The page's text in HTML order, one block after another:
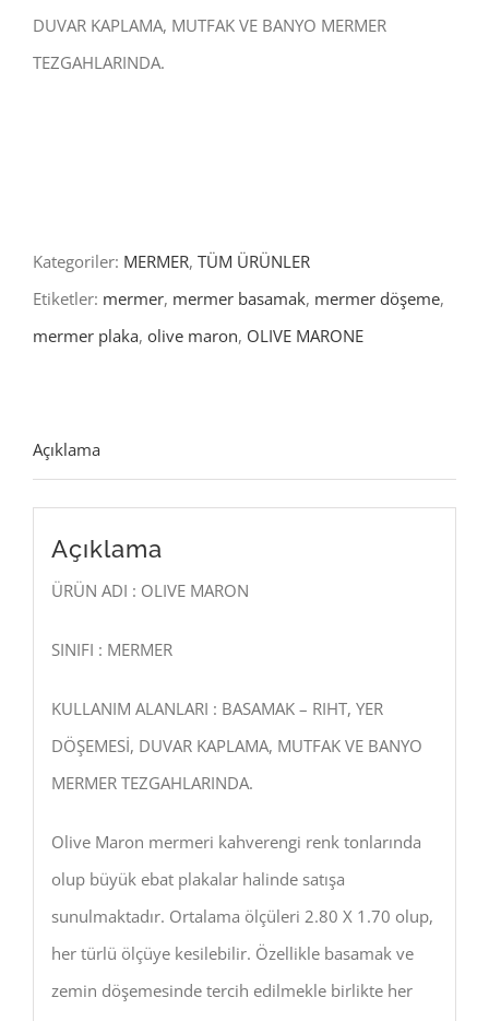
DUVAR KAPLAMA, MUTFAK VE BANYO MERMER
TEZGAHLARINDA.
Kategoriler: MERMER, TÜM ÜRÜNLER
Etiketler: mermer, mermer basamak, mermer döşeme,
mermer plaka, olive maron, OLIVE MARONE
Açıklama
Açıklama
ÜRÜN ADI : OLIVE MARON
SINIFI : MERMER
KULLANIM ALANLARI : BASAMAK – RIHT, YER
DÖŞEMESİ, DUVAR KAPLAMA, MUTFAK VE BANYO
MERMER TEZGAHLARINDA.
Olive Maron mermeri kahverengi renk tonlarında
olup büyük ebat plakalar halinde satışa
sunulmaktadır. Ortalama ölçüleri 2.80 X 1.70 olup,
her türlü ölçüye kesilebilir. Özellikle basamak ve
zemin döşemesinde tercih edilmekle birlikte her